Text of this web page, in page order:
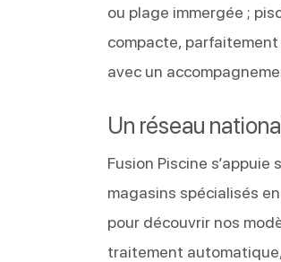
ou plage immergée ;
compacte,
avec un
Un réseau
Fusion Piscine
magasins spécialisés
pour découvrir nos
traitement